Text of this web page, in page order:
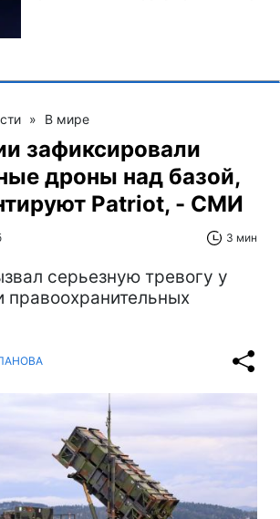
» В мире
зафиксировали
дроны над базой,
Patriot, - СМИ
3 мин
серьезную тревогу у
правоохранительных